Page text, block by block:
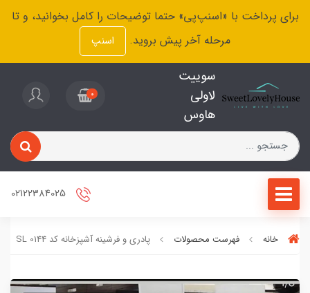
برای پرداخت با «اسنپ‌پی» حتما توضیحات را کامل بخوانید، و تا
مرحله آخر پیش بروید.
اسنپ
سوییت
لاولی
هاوس
0
خانه فهرست محصولات پادری و فرشینه آشپزخانه کد SL 0144